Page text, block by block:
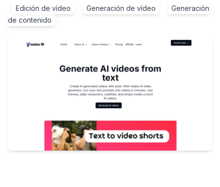
Edición de vídeo Generación de vídeo
Generación
de contenido